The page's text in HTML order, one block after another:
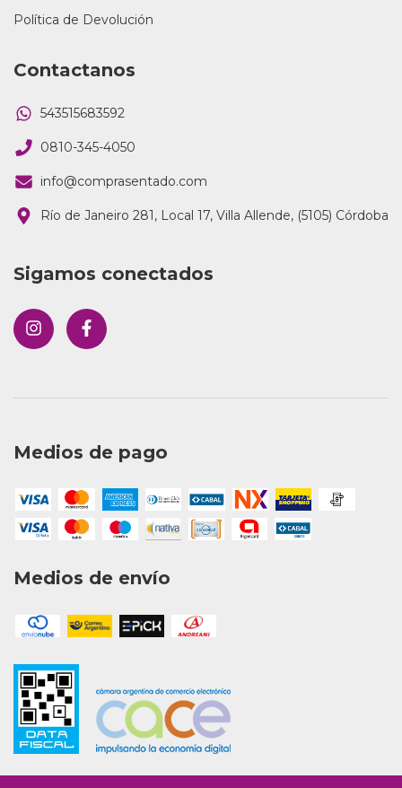
Política de Devolución
Contactanos
543515683592
0810-345-4050
info@comprasentado.com
Río de Janeiro 281, Local 17, Villa Allende, (5105) Córdoba
Sigamos conectados
Medios de pago
Medios de envío